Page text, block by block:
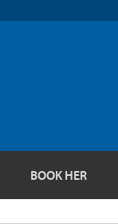
BOOK HER